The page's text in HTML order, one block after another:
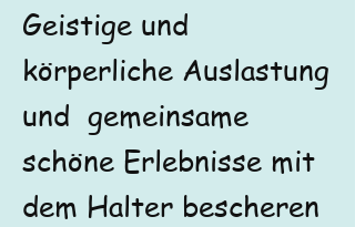
Geistige und
körperliche Auslastung
und gemeinsame
schöne Erlebnisse mit
dem Halter bescheren